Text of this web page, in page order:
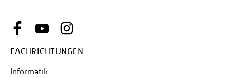
FACHRICHTUNGEN
Informatik